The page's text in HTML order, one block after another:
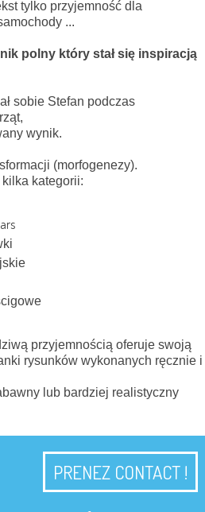
tylko przyjemność dla
...
polny którystałsię inspiracją
łsobie Stefan podczas
wynik.
(morfogenezy).
kategorii:
przyjemnością oferuje swoją
rysunków wykonanych ręczniei
lub bardziej realistyczny
PRENEZ CONTACT !